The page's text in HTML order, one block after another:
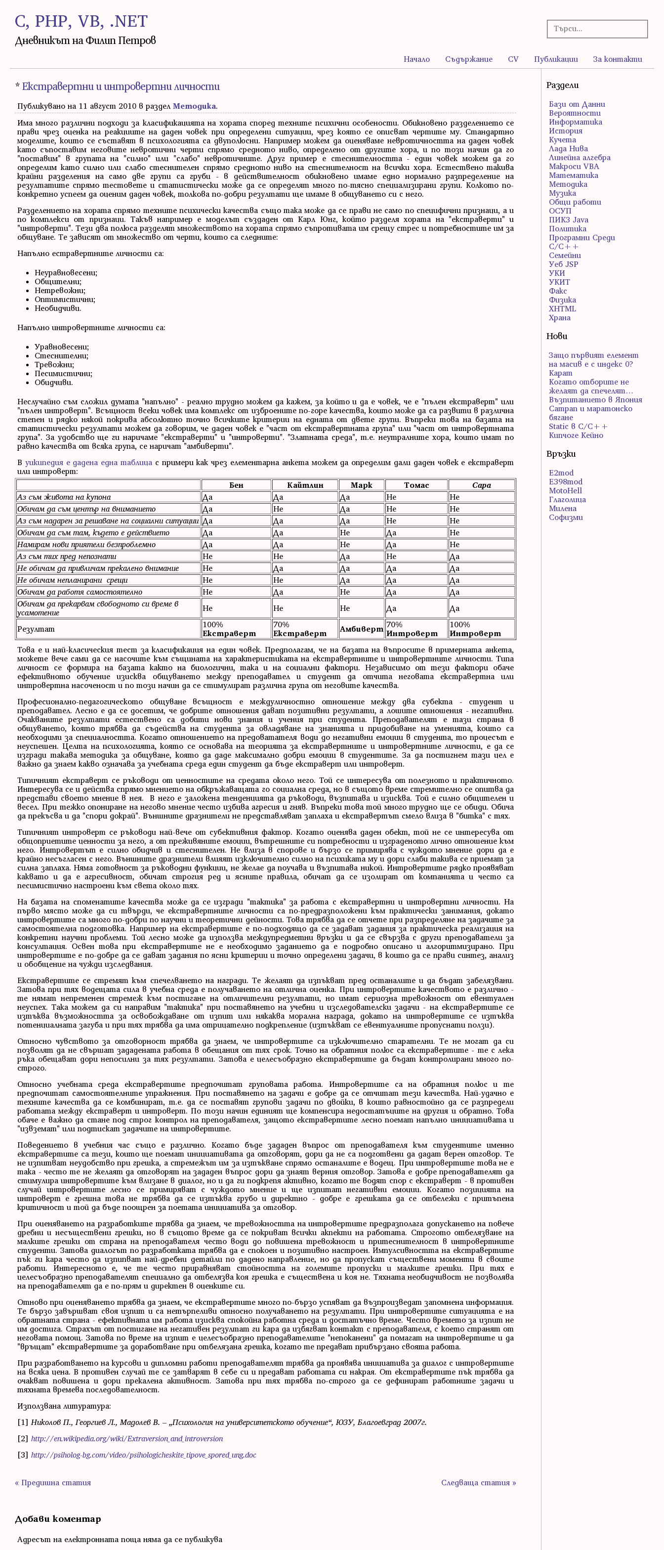
C, PHP, VB, .NET
Дневникът на Филип Петров
Начало Съдържание CV Публикации За контакти
*Екстравертни и интровертни личности
Публикувано на 11 август 2010 в раздел Методика.
Има много различни подходи за класификацията на хората според техните психични особености. Обикновено разделението се
прави чрез оценка на реакциите на даден човек при определени ситуации, чрез която се описват чертите му. Стандартно
моделите, които се съставят в психологията са двуполюсни. Например можем да оценяваме невротичността на даден човек
като съпоставим неговите невротични черти спрямо средното ниво, определено от другите хора, и по този начин да го
"поставим" в групата на "силно" или "слабо" невротичните. Друг пример е стеснителността - един човек можем да го
определим като силно или слабо стеснителен спрямо средното ниво на стеснителност на всички хора. Естествено такива
крайни разделения на само две групи са груби - в действителност обикновено имаме едно нормално разпределение на
резултатите спрямо тестовете и статистически може да се определят много по-тясно специализирани групи. Колкото по-
конкретно успеем да оценим даден човек, толкова по-добри резултати ще имаме в общуването си с него.
Разделението на хората спрямо техните психически качества също така може да се прави не само по специфични признаци, а и
по комплекси от признаци. Такъв например е моделът създаден от Карл Юнг, който разделя хората на "екстраверти" и
"интроверти". Тези два полюса разделят множеството на хората спрямо съпротивата им срещу стрес и потребностите им за
общуване. Те зависят от множество от черти, които са следните:
Напълно естравертните личности са:
Неуравновесени;
Общителни;
Нетревожни;
Оптимистични;
Необидчиви.
Напълно интровертните личности са:
Уравновесени;
Стеснителни;
Тревожни;
Песимистични;
Обидчиви.
Неслучайно съм сложил думата "напълно" - реално трудно можем да кажем, за който и да е човек, че е "пълен екстраверт" или
"пълен интроверт". Всъщност всеки човек има комплекс от изброените по-горе качества, които може да са развити в различна
степен и рядко някой покрива абсолютно точно всичките критерии на едната от двете групи. Въпреки това на базата на
статистически резултати можем да говорим, че даден човек е "част от екстравертната група" или "част от интровертната
група". За удобство ще ги наричаме "екстраверти" и "интроверти". "Златната среда", т.е. неутралните хора, които имат по
равно качества от всяка група, се наричат "амбиверти".
В уикипедия е дадена една таблица с примери как чрез елементарна анкета можем да определим дали даден човек е екстраверт
или интроверт:
Бен
Кайтлин Марк Томас
Сара
Аз съм живота на купона
Да Да Да Не
Не
Обичам да съм център на вниманието
Да Не Да Не
Не
Аз съм надарен за решаване на социални ситуации Да Да Да Не
Не
Обичам да съм там, където е действието
Да Да Не Да
Не
Намирам нови приятели безпроблемно
Да Да Не Да
Не
Аз съм тих пред непознати
Не Не Да Не
Да
Не обичам да привличам прекалено внимание
Не Да Да Да
Да
Не обичам непланирани срещи
Не Не Да Да
Да
Обичам да работя самостоятелно
Не Да Не Да
Да
Обичам да прекарвам свободното си време в
усамотение
Не Не Не Да Да
Резултат
100%
Екстраверт
70%
Екстраверт
Амбиверт 70%
Интроверт
100%
Интроверт
Това е и най-класическия тест за класификация на един човек. Предполагам, че на базата на въпросите в примерната анкета,
можете вече сами да се насочите към същината на характеристиката на екстравертните и интровертните личности. Типа
личност се формира на базата както на биологични, така и на социални фактори. Независимо от тези фактори обаче
ефективното обучение изисква общуването между преподавател и студент да отчита неговата екстравертна или
интровертна насоченост и по този начин да се стимулират различна група от неговите качества.
Професионално-педагогическото общуване всъщност е междуличностно отношение между два субекта - студент и
преподавател. Лесно е да се досетим, че добрите отношения дават позитивни резултати, а лошите отношения - негативни.
Очакваните резултати естествено са добити нови знания и учения при студента. Преподавателят е тази страна в
общуването, която трябва да съдейства на студента за овладяване на знанията и придобиване на уменията, които са
необходими за специалността. Когато отношението на предоватателя води до негативни емоции в студента, то процесът е
неуспешен. Целта на психологията, която се основава на теорията за екстравертните и интровертните личности, е да се
изгради такава методика за общуване, която да даде максимално добри емоции в студентите. За да постигнем тази цел е
важно да знаем какво означава за учебната среда един студент да бъде екстраверт или интроверт.
Типичният екстраверт се ръководи от ценностите на средата около него. Той се интересува от полезното и практичното.
Интересува се и действа спрямо мнението на обкръжаващата го социална среда, но в същото време стремително се опитва да
представи своето мнение в нея. В него е заложена тенденцията да ръководи, възпитава и изисква. Той е силно общителен и
весел. При тежко опониране на негово мнение често избива агресия и гняв. Въпреки това той много трудно ще се обиди. Обича
да прекъсва и да "спори докрай". Външните дразнители не представляват заплаха и екстравертът смело влиза в "битка" с тях.
Типичният интроверт се ръководи най-вече от субективния фактор. Когато оценява даден обект, той не се интересува от
общоприетите ценности за него, а от преживяните емоции, вътрешните си потребности и изграденото лично отношение към
него. Интровертът е силно обидчив и стеснителен. Не влиза в спорове и бързо се примирява с чуждото мнение дори да е
крайно несъгласен с него. Външните дразнители влияят изключително силно на психиката му и дори слаби такива се приемат за
силна заплаха. Няма готовност за ръководни функции, не желае да поучава и възпитава никой. Интровертите рядко проявяват
каквато и да е агресивност, обичат строгия ред и ясните правила, обичат да се изолират от компанията и често са
песимистично настроени към света около тях.
На базата на споменатите качества може да се изгради "тактика" за работа с екстравертни и интровертни личности. На
първо място може да си твърди, че екстравертните личности са по-предразположени към практически занимания, докато
интровертите са много по-добри по научни и теоретични дейности. Това трябва да се отчете при разпределяне на задачите за
самостоятелна подготовка. Например на екстравертите е по-подходящо да се задават задания за практическа реализация на
конкретни научни проблеми. Той лесно може да използва междупредметни връзки и да се свързва с други преподаватели за
консултация. Освен това при екстравертите не е необходимо заданието да е подробно описано и алгоритмизирано. При
интровертите е по-добре да се дават задания по ясни критерии и точно определени задачи, в които да се прави синтез, анализ
и обобщение на чужди изследвания.
Екстравертите се стремят към спечелването на награди. Те желаят да изпъкват пред останалите и да бъдат забелязвани.
Затова при тях водещата сила в учебна среда е получаването на отлична оценка. При интровертите качеството е различно -
те нямат непременен стремеж към постигане на отличителни резултати, но имат сериозна тревожност от евентуален
неуспех. Така можем да си направим "тактика" при поставянето на учебни и изследователски задачи - на екстравертите се
изтъква възможността за освобождаване от изпит или някаква морална награда, докато на интровертите се изтъква
потенциалната загуба и при тях трябва да има отрицателно подкрепление (изтъкват се евентуалните пропуснати ползи).
Относно чувството за отговорност трябва да знаем, че интровертите са изключително старателни. Те не могат да си
позволят да не свършат зададената работа в обещания от тях срок. Точно на обратния полюс са екстравертите - те с лека
ръка обещават дори непосилни за тях резултати. Затова е целесъобразно екстравертите да бъдат контролирани много по-
строго.
Относно учебната среда екстравертите предпочитат груповата работа. Интровертите са на обратния полюс и те
предпочитат самостоятелните упражнения. При поставянето на задачи е добре да се отчитат тези качества. Най-удачно е
техните качества да се комбинират, т.е. да се поставят групови задачи по двойки, в които равностойно да се разпредели
работата между екстраверт и интроверт. По този начин единият ще компенсира недостатъците на другия и обратно. Това
обаче е важно да стане под строг контрол на преподавателя, защото екстравертите лесно поемат напълно инициативата и
"извземат" или подтискат задачите на интровертите.
Поведението в учебния час също е различно. Когато бъде зададен въпрос от преподавателя към студентите именно
екстравертите са тези, които ще поемат инициативата да отговорят, дори да не са подготвени да дадат верен отговор. Те
не изпитват неудобство при грешка, а стремежът им за изтъкване спрямо останалите е водещ. При интровертите това не е
така - често те не желаят да отговорят на зададен въпрос дори да знаят верния отговор. Затова е добре преподавателят да
стимулира интровертите към влизане в диалог, но и да ги подкрепя активно, когато те водят спор с екстраверт - в противен
случай интровертите лесно се примиряват с чуждото мнение и ще изпитат негативни емоции. Когато позицията на
интроверт е грешна това не трябва да се изтъква грубо и директно - добре е грешката да се отбележи с притъпена
критичност и той да бъде поощрен за поетата инициатива за отговор.
При оценяването на разработките трябва да знаем, че тревожността на интровертите предразполага допускането на повече
дребни и несъществени грешки, но в същото време да се покриват всички акпекти на работата. Строгото отбелязване на
малките грешки от страна на преподавателя често води до повишена тревожност и притеснителност в интровертните
студенти. Затова диалогът по разработката трябва да е спокоен и позитивно настроен. Импулсивността на екстравертите
пък ги кара често да изпипват най-дребни детайли по дадено направление, но да пропускат съществени моменти в своите
работи. Интересното е, че те често приравняват стойността на големите пропуски и малките грешки. При тях е
целесъобразно преподавателят специално да отбелязва коя грешка е съществена и коя не. Тяхната необидчивост не позволява
на преподавателят да е по-прям и директен в оценките си.
Отново при оценяването трябва да знаем, че екстравертите много по-бързо успяват да възпроизведат запомнена информация.
Те бързо завършват своя изпит и са нетърпеливи относно получаването на резултати. При интровертите ситуацията е на
обратната страна - ефективната им работа изисква спокойна работна среда и достатъчно време. Често времето за изпит не
им достига. Страхът от постигане на негативен резултат ги кара да избягват контакт с преподавателя, с което странят от
неговата помощ. Затова по време на изпит е целесъобразно преподавателите "непоканени" да помагат на интровертите и да
"връщат" екстравертите за доработване при отбелязана грешка, когато те предават прибързано своята работа.
При разработването на курсови и дипломни работи преподавателят трябва да проявява инициатива за диалог с интровертите
на всяка цена. В противен случай те се затварят в себе си и предават работата си накрая. От екстравертите пък трябва да
очакват повишена и дори прекалена активност. Затова при тях трябва по-строго да се дефинират работните задачи и
тяхната времева последователност.
Използвана литуратура:
[1]Николов П., Георгиев Л., Мадолев В. – „Психология на университетското обучение“, ЮЗУ, Благоевград 2007г.
[2] http://en.wikipedia.org/wiki/Extraversion_and_introversion
[3] http://psiholog-bg.com/video/psihologicheskite_tipove_spored_ung.doc
« Предишна статия Следваща статия »
Добави коментар
Адресът на електронната поща няма да се публикува
Раздели
Бази от Данни
Вероятности
Информатика
История
Кучета
Лада Нива
Линейна алгебра
Макроси VBA
Математика
Методика
Музика
Общи работи
ОСУП
ПИК3 Java
Политика
Програмни Среди
С/С++
Семейни
Уеб JSP
УКИ
УКИТ
Факс
Физика
ХHTML
Храна
Нови
Защо първият елемент
на масив е с индекс 0?
Карат
Когато отборите не
желаят да спечелят…
Възпитанието в Япония
Сатрап и маратонско
бягане
Static в C/C++
Кипчоге Кейно
Връзки
E2mod
E398mod
MotoHell
Глаголица
Милена
Софизми